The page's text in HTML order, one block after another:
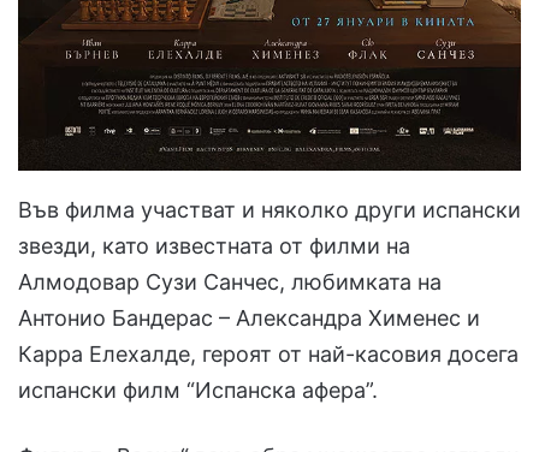
Във филма участват и няколко други испански
звезди, като известната от филми на
Алмодовар Сузи Санчес, любимката на
Антонио Бандерас – Александра Хименес и
Карра Елехалде, героят от най-касовия досега
испански филм “Испанска афера”.